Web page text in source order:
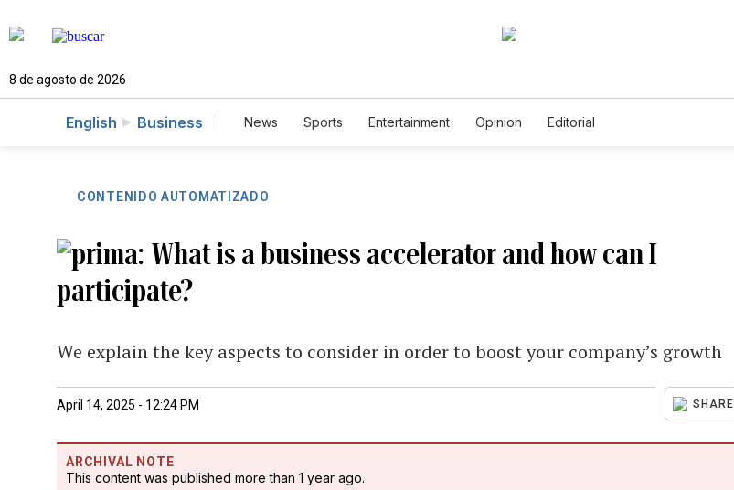
8 de agosto de 2026
English Business News Sports Entertainment Opinion Editorial
CONTENIDO AUTOMATIZADO
What is a business accelerator and how can I
participate?
We explain the key aspects to consider in order to boost your company’s growth
April 14, 2025 - 12:24 PM SHARE
ARCHIVAL NOTE
This content was published more than 1 year ago.